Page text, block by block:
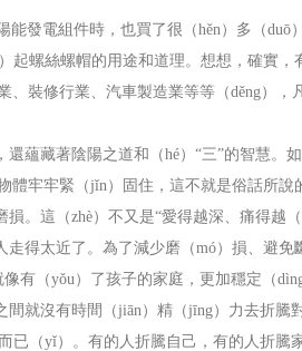
能發電組件時，也買了很（hěn）多（
起螺絲螺帽的用途和道理。想想，確實
、裝修行業、汽車製造業等等（děng），
蘊藏著陰陽之道和（hé） “三”的智慧。
體牢牢緊（jǐn）固住，這不就是俗話所說
。這（zhè）不又是“愛得越深、痛得越
走得太近了。為了減少磨（mó）損、避
有（yǒu）了孩子的家庭，更加穩定（
就沒有時間（jiān）精（jīng）力去折騰
已（yǐ）。有的人折騰自己，有的人折騰